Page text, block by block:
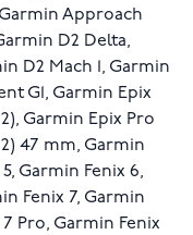
Approach
D2 Delta,
D2 Mach 1, Garmin
G1, Garmin Epix
Garmin Epix Pro
47 mm, Garmin
5, Garmin Fenix 6,
Fenix 7, Garmin
7 Pro, Garmin Fenix